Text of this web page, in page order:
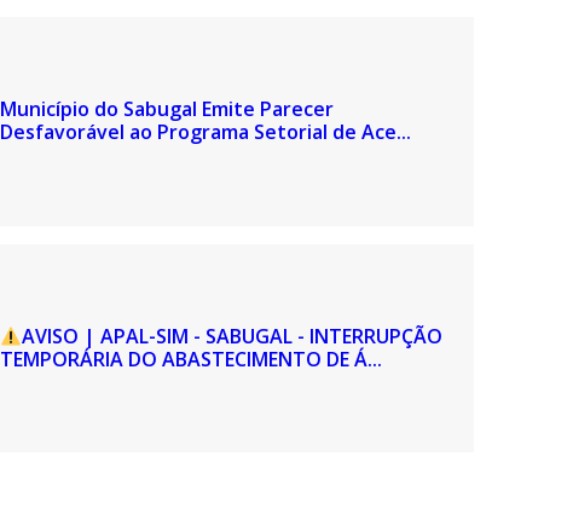
Município do Sabugal Emite Parecer
Desfavorável ao Programa Setorial de Ace...
AVISO | APAL-SIM - SABUGAL - INTERRUPÇÃO
TEMPORÁRIA DO ABASTECIMENTO DE Á...